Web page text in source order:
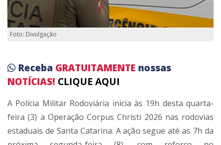
Foto: Divulgação
Receba GRATUITAMENTE nossas
NOTÍCIAS! CLIQUE AQUI
A Polícia Militar Rodoviária inicia às 19h desta quarta-
feira (3) a Operação Corpus Christi 2026 nas rodovias
estaduais de Santa Catarina. A ação segue até as 7h da